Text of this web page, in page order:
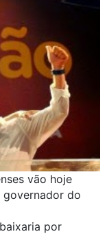
vão hoje
governador do
por